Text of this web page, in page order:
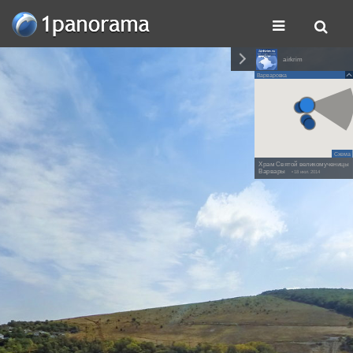
airkrim
Варваровка
Схема
Храм Святой великомученицы
Варвары
• 18 июл. 2014